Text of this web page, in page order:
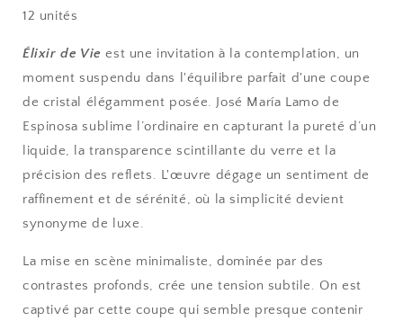
12 unités
Élixir de Vie est une invitation à la contemplation, un
moment suspendu dans l'équilibre parfait d'une coupe
de cristal élégamment posée. José María Lamo de
Espinosa sublime l’ordinaire en capturant la pureté d’un
liquide, la transparence scintillante du verre et la
précision des reflets. L'œuvre dégage un sentiment de
raffinement et de sérénité, où la simplicité devient
synonyme de luxe.
La mise en scène minimaliste, dominée par des
contrastes profonds, crée une tension subtile. On est
captivé par cette coupe qui semble presque contenir